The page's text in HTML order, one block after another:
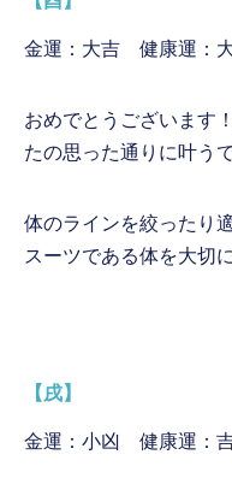
金運：大吉 健康運：
おめでとうございます
たの思った通りに叶う
体のラインを絞ったり
スーツである体を大切
【戌】
金運：小凶 健康運：